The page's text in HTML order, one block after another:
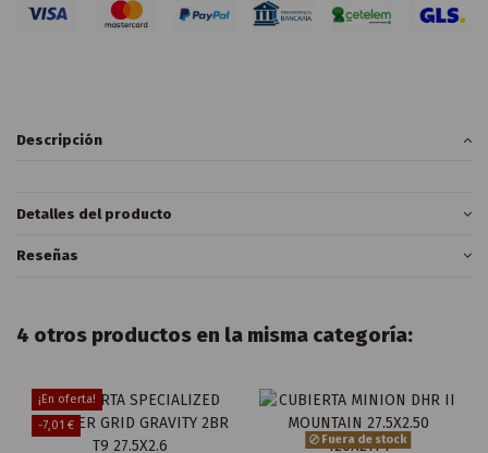
Descripción
Detalles del producto
Reseñas
4 otros productos en la misma categoría:
¡En oferta!
-7,01 €
Fuera de stock